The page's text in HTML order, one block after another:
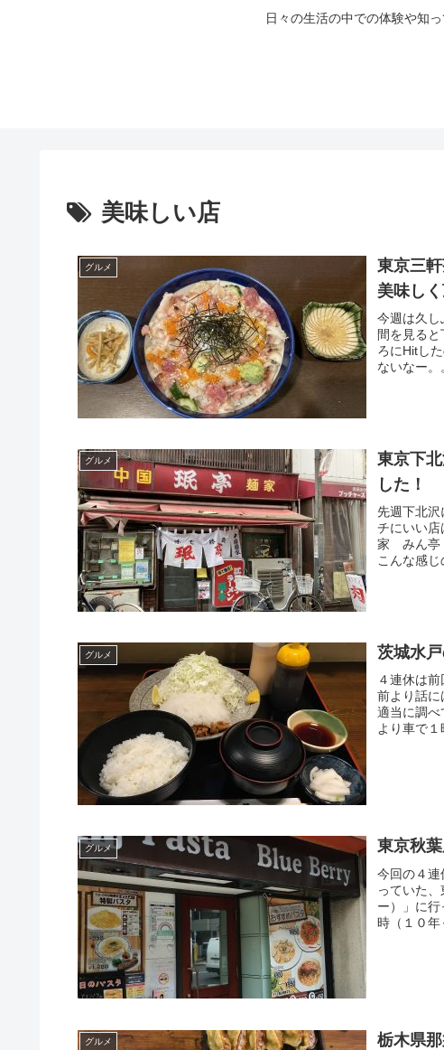
日々の生活の中での体験や知
美味しい店
グルメ
東京三
美味し
今週は久
間を見る
ろにHitし
ないなー。
グルメ
東京下
した！
先週下北
チにいい
家 みん亭
こんな感
グルメ 茨城水
４連休は
前より話
適当に調
より車で
グルメ 東京秋
今回の４
っていた
ー）」に
時（１０年
グルメ
栃木県